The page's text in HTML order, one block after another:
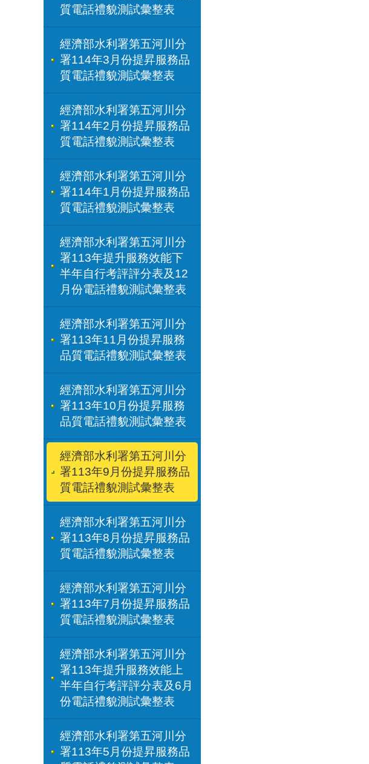
質電話禮貌測試彙整表
經濟部水利署第五河川分
署114年3月份提昇服務品
質電話禮貌測試彙整表
經濟部水利署第五河川分
署114年2月份提昇服務品
質電話禮貌測試彙整表
經濟部水利署第五河川分
署114年1月份提昇服務品
質電話禮貌測試彙整表
經濟部水利署第五河川分
署113年提升服務效能下
半年自行考評評分表及12
月份電話禮貌測試彙整表
經濟部水利署第五河川分
署113年11月份提昇服務
品質電話禮貌測試彙整表
經濟部水利署第五河川分
署113年10月份提昇服務
品質電話禮貌測試彙整表
經濟部水利署第五河川分
署113年9月份提昇服務品
質電話禮貌測試彙整表
經濟部水利署第五河川分
署113年8月份提昇服務品
質電話禮貌測試彙整表
經濟部水利署第五河川分
署113年7月份提昇服務品
質電話禮貌測試彙整表
經濟部水利署第五河川分
署113年提升服務效能上
半年自行考評評分表及6月
份電話禮貌測試彙整表
經濟部水利署第五河川分
署113年5月份提昇服務品